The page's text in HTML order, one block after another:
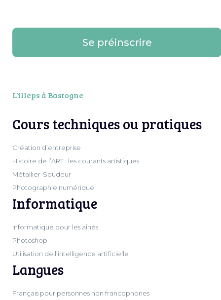
Se préinscrire
L’illeps à Bastogne
Cours techniques ou pratiques
Création d’entreprise
Histoire de l’ART : les courants artistiques
Métallier-Soudeur
Photographie numérique
Informatique
Informatique pour les aînés
Photoshop
Utilisation de l’intelligence artificielle
Langues
Français pour personnes non francophones